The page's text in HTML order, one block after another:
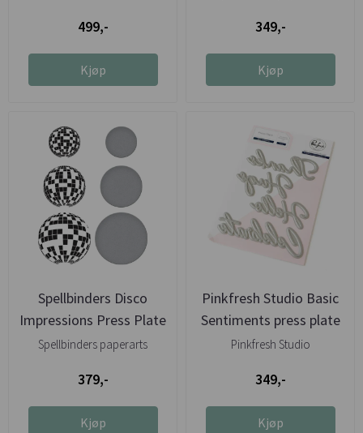
499,-
Kjøp
349,-
Kjøp
Spellbinders Disco
Impressions Press Plate
& Die ...
Spellbinders paperarts
379,-
Kjøp
Pinkfresh Studio Basic
Sentiments press plate
Pinkfresh Studio
349,-
Kjøp